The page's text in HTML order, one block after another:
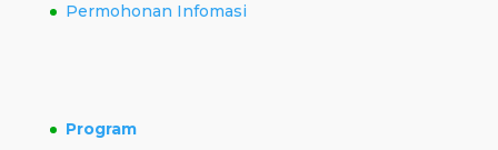
Permohonan Infomasi
Program